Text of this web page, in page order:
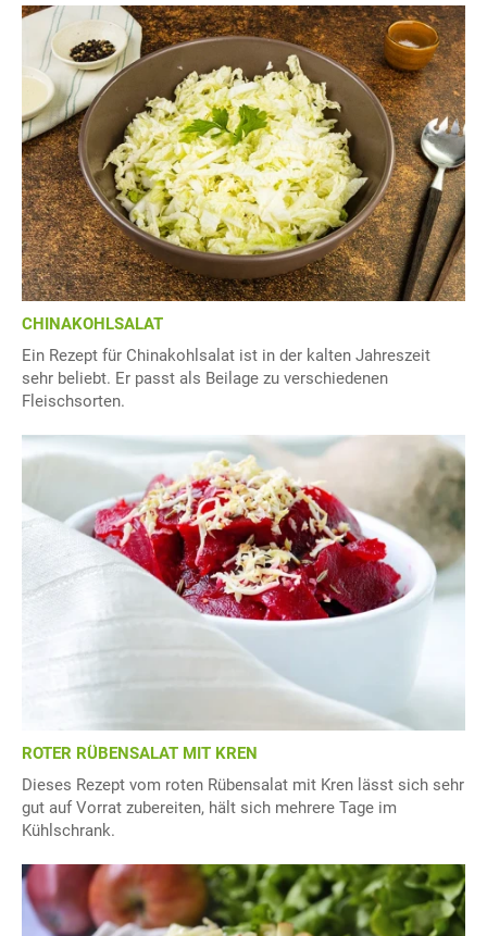
CHINAKOHLSALAT
Ein Rezept für Chinakohlsalat ist in der kalten Jahreszeit
sehr beliebt. Er passt als Beilage zu verschiedenen
Fleischsorten.
ROTER RÜBENSALAT MIT KREN
Dieses Rezept vom roten Rübensalat mit Kren lässt sich sehr
gut auf Vorrat zubereiten, hält sich mehrere Tage im
Kühlschrank.